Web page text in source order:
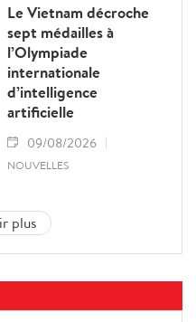
Le Vietnam décroche
sept médailles à
l’Olympiade
internationale
d’intelligence
artificielle
09/08/2026
NOUVELLES
plus